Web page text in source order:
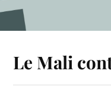
Le Mali